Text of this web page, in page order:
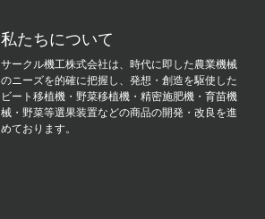
私たちについて
サークル機工株式会社は、時代に即した農業機械
のニーズを的確に把握し、発想・創造を駆使した
ビート移植機・野菜移植機・精密施肥機・育苗機
械・野菜等選果装置などの商品の開発・改良を進
めております。